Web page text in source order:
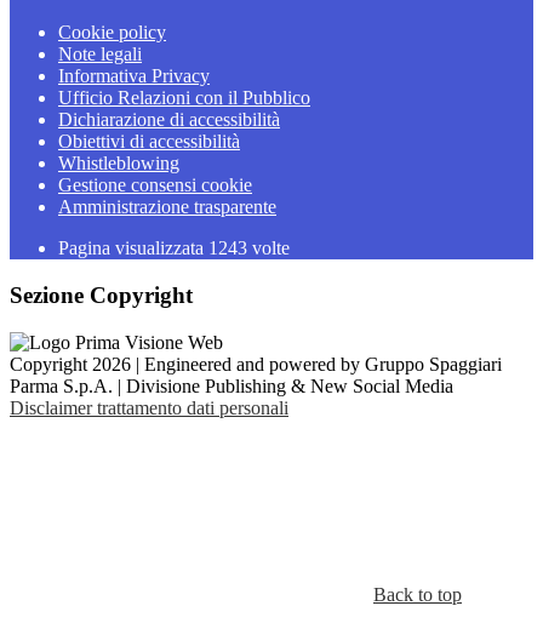
Cookie policy
Note legali
Informativa Privacy
Ufficio Relazioni con il Pubblico
Dichiarazione di accessibilità
Obiettivi di accessibilità
Whistleblowing
Gestione consensi cookie
Amministrazione trasparente
Pagina visualizzata 1243 volte
Sezione Copyright
Copyright 2026 | Engineered and powered by Gruppo Spaggiari
Parma S.p.A. | Divisione Publishing & New Social Media
Disclaimer trattamento dati personali
Back to top